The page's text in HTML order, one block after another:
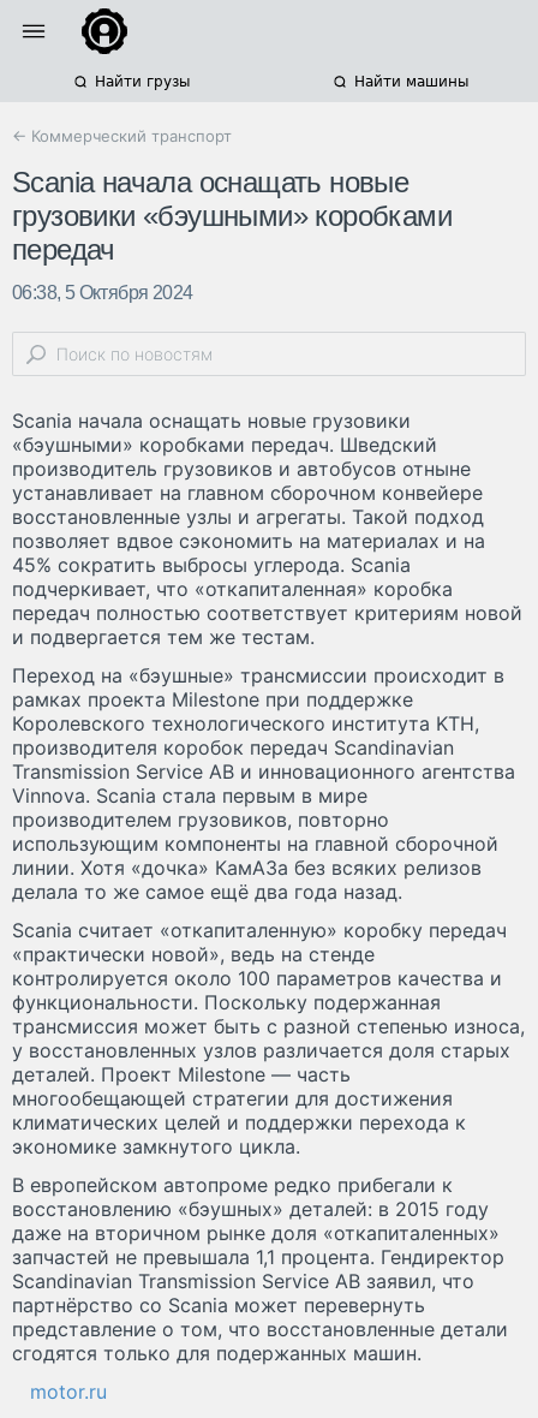
Найти грузы Найти машины
← Коммерческий транспорт
Scania начала оснащать новые
грузовики «бэушными» коробками
передач
06:38, 5 Октября 2024
Scania начала оснащать новые грузовики
«бэушными» коробками передач. Шведский
производитель грузовиков и автобусов отныне
устанавливает на главном сборочном конвейере
восстановленные узлы и агрегаты. Такой подход
позволяет вдвое сэкономить на материалах и на
45% сократить выбросы углерода. Scania
подчеркивает, что «откапиталенная» коробка
передач полностью соответствует критериям новой
и подвергается тем же тестам.
Переход на «бэушные» трансмиссии происходит в
рамках проекта Milestone при поддержке
Королевского технологического института KTH,
производителя коробок передач Scandinavian
Transmission Service AB и инновационного агентства
Vinnova. Scania стала первым в мире
производителем грузовиков, повторно
использующим компоненты на главной сборочной
линии. Хотя «дочка» КамАЗа без всяких релизов
делала то же самое ещё два года назад.
Scania считает «откапиталенную» коробку передач
«практически новой», ведь на стенде
контролируется около 100 параметров качества и
функциональности. Поскольку подержанная
трансмиссия может быть с разной степенью износа,
у восстановленных узлов различается доля старых
деталей. Проект Milestone — часть
многообещающей стратегии для достижения
климатических целей и поддержки перехода к
экономике замкнутого цикла.
В европейском автопроме редко прибегали к
восстановлению «бэушных» деталей: в 2015 году
даже на вторичном рынке доля «откапиталенных»
запчастей не превышала 1,1 процента. Гендиректор
Scandinavian Transmission Service AB заявил, что
партнёрство со Scania может перевернуть
представление о том, что восстановленные детали
сгодятся только для подержанных машин.
motor.ru